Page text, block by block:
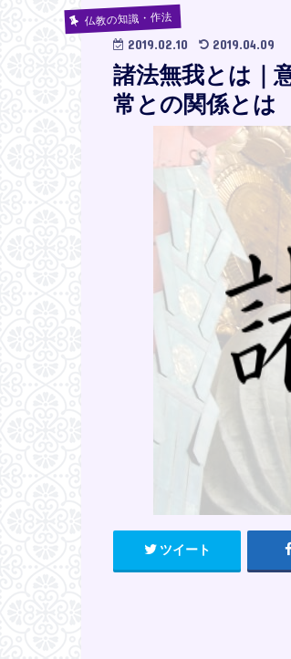
仏教の知識・作法
2019.02.10 2019.04.09
諸法無我とは｜
常との関係とは
ツイート